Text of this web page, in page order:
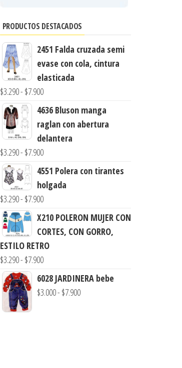
PRODUCTOS DESTACADOS
2451 Falda cruzada semi
evase con cola, cintura
elasticada
$3.290- $7.900Rango
de
precios:
desde
$3.290
$7.900
4636 Bluson manga
raglan con abertura
delantera
$3.290- $7.900Rango
de
precios:
desde
hasta
$7.900
4551 Polera con tirantes
holgada
$3.290- $7.900Rango
de
precios:
desde
$3.290
$7.900
X210 POLERON MUJER CON
CORTES, CON GORRO,
ESTILO RETRO
$3.290- $7.900Rango
de
precios:
6028 JARDINERA bebe
$3.000- $7.900Rango